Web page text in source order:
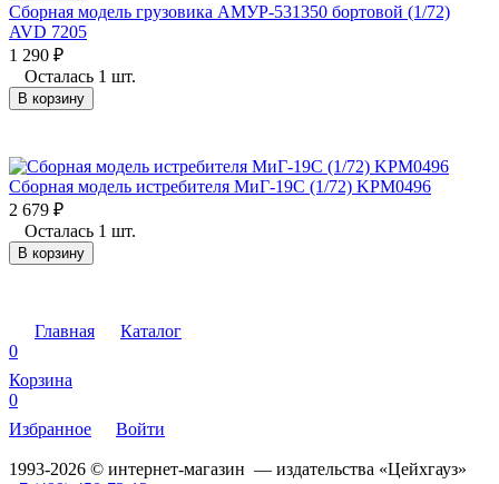
Сборная модель грузовика АМУР-531350 бортовой (1/72)
AVD 7205
1 290 ₽
Осталась 1 шт.
В корзину
Сборная модель истребителя МиГ-19С (1/72) KPM0496
2 679 ₽
Осталась 1 шт.
В корзину
Главная
Каталог
0
Корзина
0
Избранное
Войти
1993-2026 © интернет-магазин — издательства «Цейхгауз»